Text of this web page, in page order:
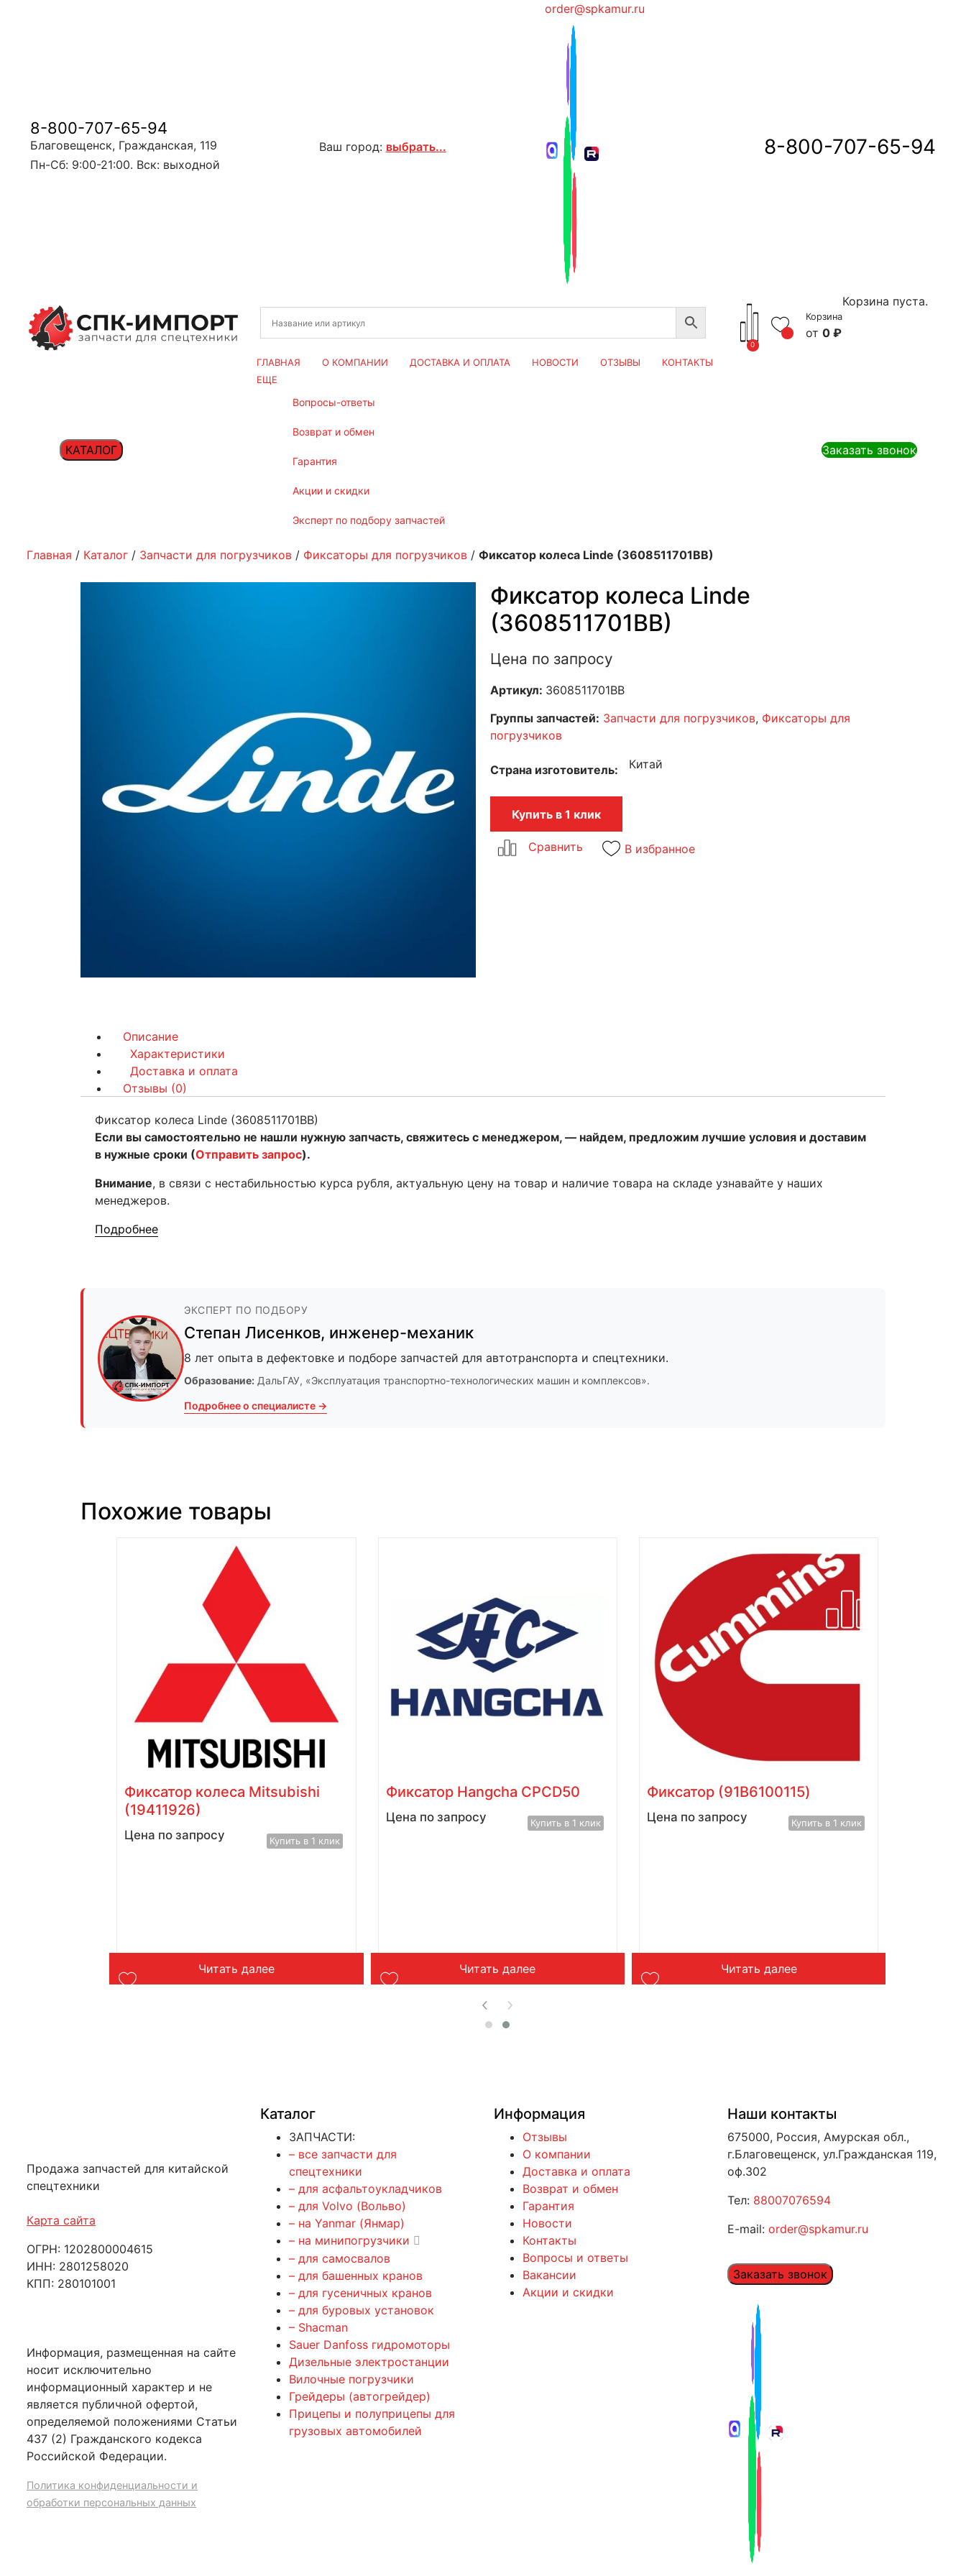
8-800-707-65-94
Благовещенск, Гражданская, 119
Пн-Сб: 9:00-21:00. Вск: выходной
Ваш город: выбрать...
order@spkamur.ru
8-800-707-65-94
0
Корзина
0 ₽
Корзина пуста.
КАТАЛОГ
ГЛАВНАЯ О КОМПАНИИ ДОСТАВКА И ОПЛАТА НОВОСТИ ОТЗЫВЫ
КОНТАКТЫ
ЕЩЕ
вопросы-ответы
возврат и обмен
гарантия
акции и скидки
эксперт по подбору запчастей
Заказать звонок
Главная / Каталог / Запчасти для погрузчиков / Фиксаторы для погрузчиков / Фиксатор колеса Linde (3608511701BB)
Фиксатор колеса Linde
(3608511701BB)
Цена по запросу
Артикул: 3608511701BB
Группы запчастей: Запчасти для погрузчиков, Фиксаторы для
погрузчиков
Страна изготовитель Китай
Купить в 1 клик
В избранное
Описание
Характеристики
Доставка и оплата
Отзывы (0)
Фиксатор колеса Linde (3608511701BB)
Если вы самостоятельно не нашли нужную запчасть, свяжитесь с менеджером, — найдем, предложим лучшие условия и доставим
в нужные сроки (Отправить запрос).
Внимание, в связи с нестабильностью курса рубля, актуальную цену на товар и наличие товара на складе узнавайте у наших
менеджеров.
Подробнее
ЭКСПЕРТ ПО ПОДБОРУ
Степан Лисенков, инженер-механик
8 лет опыта в дефектовке и подборе запчастей для автотранспорта и спецтехники.
Образование: ДальГАУ, «Эксплуатация транспортно-технологических машин и комплексов».
Подробнее о специалисте →
Похожие товары
Фиксатор колеса Mitsubishi
(19411926)
Цена по запросу Купить в 1 клик
Читать далее
Фиксатор Hangcha CPCD50
Цена по запросу Купить в 1 клик
Читать далее
Фиксатор (91B6100115)
Цена по запросу Купить в 1 клик
Читать далее
Продажа запчастей для китайской
спецтехники
Карта сайта
ОГРН: 1202800004615
ИНН: 2801258020
КПП: 280101001
Информация, размещенная на сайте
носит исключительно
информационный характер и не
является публичной офертой,
определяемой положениями Статьи
437 (2) Гражданского кодекса
Российской Федерации.
Политика конфиденциальности и
обработки персональных данных
Каталог
ЗАПЧАСТИ:
– все запчасти для
спецтехники
– для асфальтоукладчиков
– для Volvo (Вольво)
– на Yanmar (Янмар)
– на минипогрузчики
– для самосвалов
– для башенных кранов
– для гусеничных кранов
– для буровых установок
– Shacman
Sauer Danfoss гидромоторы
Дизельные электростанции
Вилочные погрузчики
Грейдеры (автогрейдер)
Прицепы и полуприцепы для
грузовых автомобилей
Информация
Отзывы
О компании
Доставка и оплата
Возврат и обмен
Гарантия
Новости
Контакты
Вопросы и ответы
Вакансии
Акции и скидки
Наши контакты
675000, Россия, Амурская обл.,
г.Благовещенск, ул.Гражданская 119,
оф.302
Тел: 88007076594
E-mail: order@spkamur.ru
Заказать звонок